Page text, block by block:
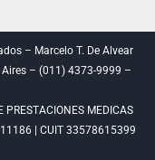
– Marcelo T. De Alvear
– (011) 4373-9999 –
PRESTACIONES MEDICAS
11186 | CUIT 33578615399